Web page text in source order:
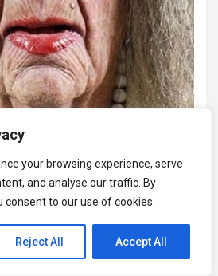
your browsing experience, serve
and analyse our traffic. By
consent to our use of cookies.
Reject All Accept All